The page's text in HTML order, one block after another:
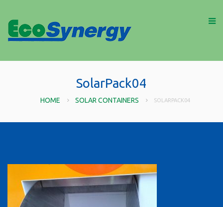
SolarPack04
HOME SOLAR CONTAINERS SOLARPACK04